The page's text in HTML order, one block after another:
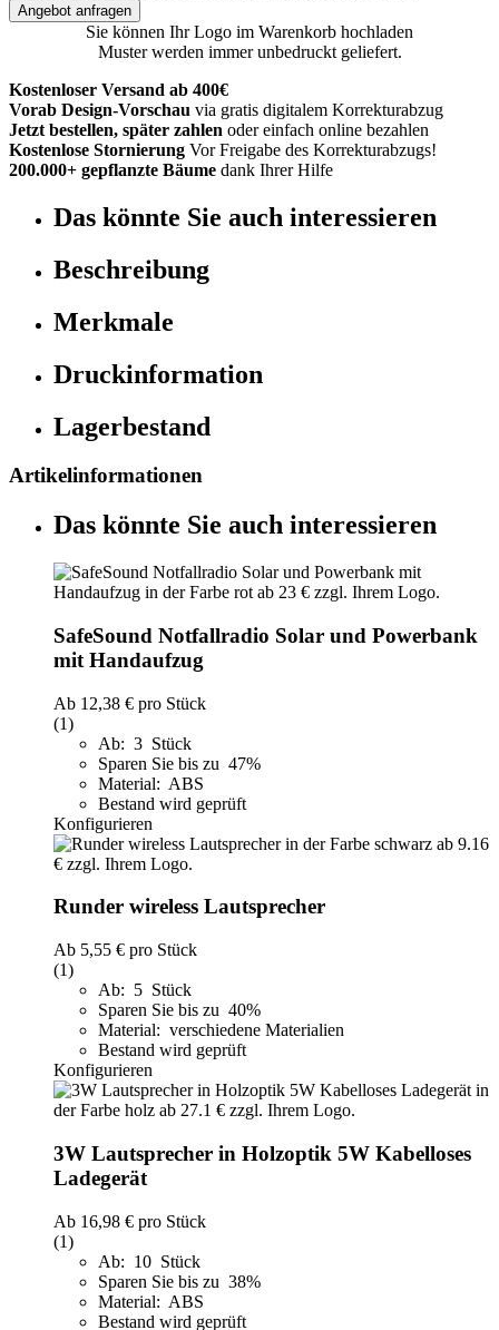
Angebot anfragen
Sie können Ihr Logo im Warenkorb hochladen
Muster werden immer unbedruckt geliefert.
Kostenloser Versand ab 400€
Vorab Design-Vorschau via gratis digitalem Korrekturabzug
Jetzt bestellen, später zahlen oder einfach online bezahlen
Kostenlose Stornierung Vor Freigabe des Korrekturabzugs!
200.000+ gepflanzte Bäume dank Ihrer Hilfe
Das könnte Sie auch interessieren
Beschreibung
Merkmale
Druckinformation
Lagerbestand
Artikelinformationen
Das könnte Sie auch interessieren
SafeSound Notfallradio Solar und Powerbank
mit Handaufzug
Ab 12,38 € pro Stück
(1)
Ab: 3 Stück
Sparen Sie bis zu 47%
Material: ABS
Bestand wird geprüft
Konfigurieren
Runder wireless Lautsprecher
Ab 5,55 € pro Stück
(1)
Ab: 5 Stück
Sparen Sie bis zu 40%
Material: verschiedene Materialien
Bestand wird geprüft
Konfigurieren
3W Lautsprecher in Holzoptik 5W Kabelloses
Ladegerät
Ab 16,98 € pro Stück
(1)
Ab: 10 Stück
Sparen Sie bis zu 38%
Material: ABS
Bestand wird geprüft